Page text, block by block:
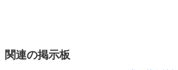
関連の掲示板